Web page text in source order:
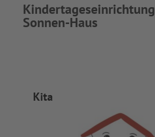
Kindertageseinrichtung
Sonnen-Haus
Kita